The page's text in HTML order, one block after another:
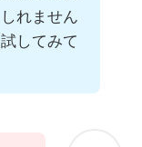
れません
してみて